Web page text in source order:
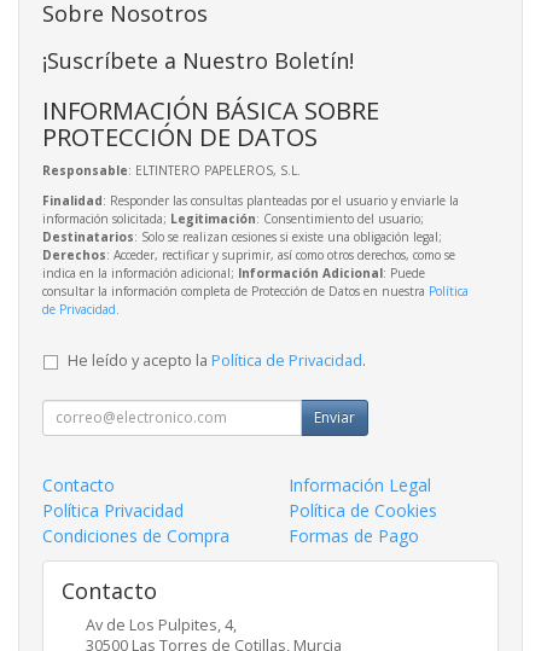
Sobre Nosotros
¡Suscríbete a Nuestro Boletín!
INFORMACIÓN BÁSICA SOBRE
PROTECCIÓN DE DATOS
Responsable: ELTINTERO PAPELEROS, S.L.
Finalidad: Responder las consultas planteadas por el usuario y enviarle la
información solicitada; Legitimación: Consentimiento del usuario;
Destinatarios: Solo se realizan cesiones si existe una obligación legal;
Derechos: Acceder, rectificar y suprimir, así como otros derechos, como se
indica en la información adicional; Información Adicional: Puede
consultar la información completa de Protección de Datos en nuestra Política
de Privacidad
He leído y acepto la Política de Privacidad.
Enviar
Contacto
Información Legal
Política Privacidad
Política de Cookies
Condiciones de Compra
Formas de Pago
Contacto
Av de Los Pulpites, 4,
30500 Las Torres de Cotillas, Murcia